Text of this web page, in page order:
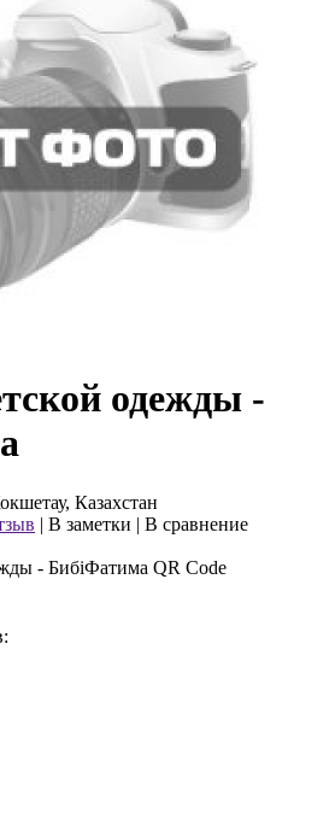
одежды -
Казахстан
| В заметки | В сравнение